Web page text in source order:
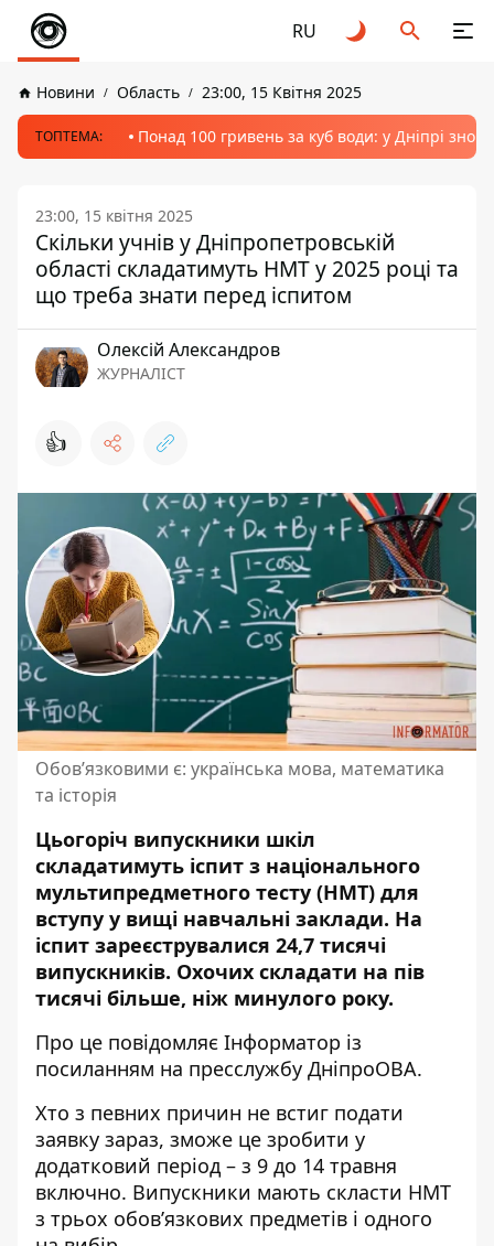
RU
Новини Область 23:00, 15 Квітня 2025
ТОПТЕМА: Понад 100 гривень за куб води: у Дніпрі
23:00, 15 квітня 2025
Скільки учнів у Дніпропетровській
області складатимуть НМТ у 2025 році та
що треба знати перед іспитом
Олексій Александров
ЖУРНАЛІСТ
👍
Обов’язковими є: українська мова, математика
та історія
Цьогоріч випускники шкіл
складатимуть іспит з національного
мультипредметного тесту (НМТ) для
вступу у вищі навчальні заклади. На
іспит зареєструвалися 24,7 тисячі
випускників. Охочих складати на пів
тисячі більше, ніж минулого року.
Про це повідомляє Інформатор із
посиланням на пресслужбу ДніпроОВА.
Хто з певних причин не встиг подати
заявку зараз, зможе це зробити у
додатковий період – з 9 до 14 травня
включно. Випускники мають скласти НМТ
з трьох обов’язкових предметів і одного